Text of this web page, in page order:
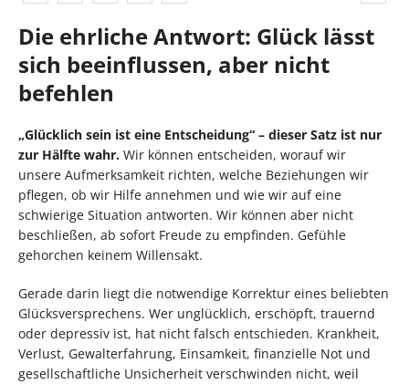
Die ehrliche Antwort: Glück lässt
sich beeinflussen, aber nicht
befehlen
„Glücklich sein ist eine Entscheidung“ – dieser Satz ist nur
zur Hälfte wahr. Wir können entscheiden, worauf wir
unsere Aufmerksamkeit richten, welche Beziehungen wir
pflegen, ob wir Hilfe annehmen und wie wir auf eine
schwierige Situation antworten. Wir können aber nicht
beschließen, ab sofort Freude zu empfinden. Gefühle
gehorchen keinem Willensakt.
Gerade darin liegt die notwendige Korrektur eines beliebten
Glücksversprechens. Wer unglücklich, erschöpft, trauernd
oder depressiv ist, hat nicht falsch entschieden. Krankheit,
Verlust, Gewalterfahrung, Einsamkeit, finanzielle Not und
gesellschaftliche Unsicherheit verschwinden nicht, weil